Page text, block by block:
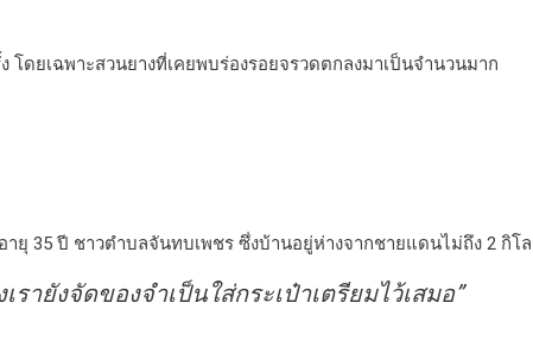
ดยเฉพาะสวนยางที่เคยพบร่องรอยจรวดตกลงมาเป็นจำนวนมาก
35 ปี ชาวตำบลจันทบเพชร ซึ่งบ้านอยู่ห่างจากชายแดนไม่ถึง 2 กิโล
ายังจัดของจำเป็นใส่กระเป๋าเตรียมไว้เสมอ”